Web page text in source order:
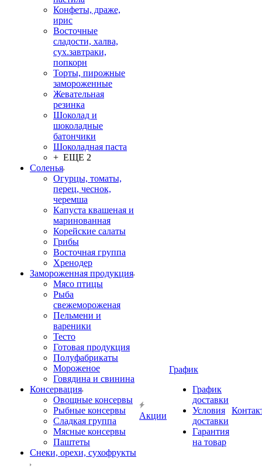
Конфеты, драже,
ирис
Восточные
сладости, халва,
сух.завтраки,
попкорн
Торты, пирожные
замороженные
Жевательная
резинка
Шоколад и
шоколадные
батончики
Шоколадная паста
+ ЕЩЕ 2
Соленья
Огурцы, томаты,
перец, чеснок,
черемша
Капуста квашеная и
маринованная
Корейские салаты
Грибы
Восточная группа
Хренодер
Замороженная продукция
Мясо птицы
Рыба
свежемороженая
Пельмени и
вареники
Тесто
Готовая продукция
Полуфабрикаты
Мороженое
Говядина и свинина
Консервация
Овощные консервы
Рыбные консервы
Сладкая группа
Мясные консервы
Паштеты
Снеки, орехи, сухофрукты
Акции
График
График
доставки
Условия
доставки
Гарантия
на товар